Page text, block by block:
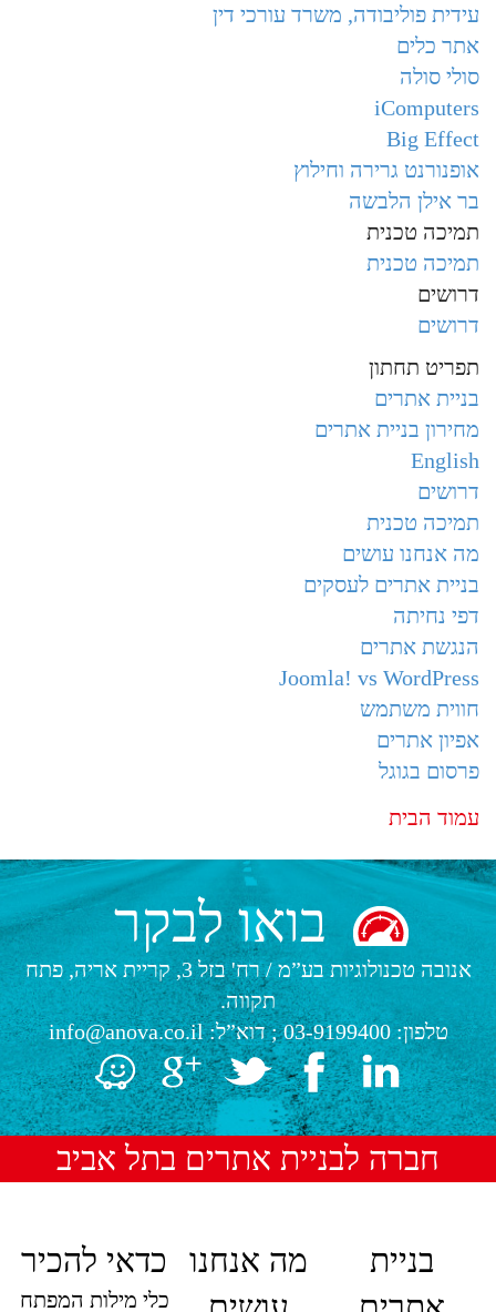
עידית פוליבודה, משרד עורכי דין
אתר כלים
סולי סולה
iComputers
Big Effect
אופנורנט גרירה וחילוץ
בר אילן הלבשה
תמיכה טכנית
תמיכה טכנית
דרושים
דרושים
תפריט תחתון
בניית אתרים
מחירון בניית אתרים
English
דרושים
תמיכה טכנית
מה אנחנו עושים
בניית אתרים לעסקים
דפי נחיתה
הנגשת אתרים
Joomla! vs WordPress
חווית משתמש
אפיון אתרים
פרסום בגוגל
עמוד הבית
בואו לבקר
אנובה טכנולוגיות בע”מ/
רח' בזל 3, קריית אריה, פתח
תקווה.
טלפון:03-9199400; דוא”ל:info@anova.co.il
חברה לבניית אתרים בתל אביב
בניית
מה אנחנו
כדאי להכיר
כלי מילות המפתח